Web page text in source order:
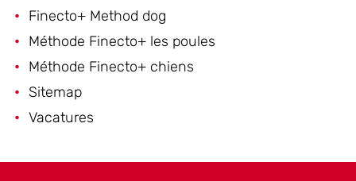
Finecto+ Method dog
Méthode Finecto+ les poules
Méthode Finecto+ chiens
Sitemap
Vacatures